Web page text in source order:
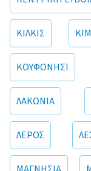
ΚΙΛΚΙΣ
ΚΟΥΦΟΝΗΣΙ
ΛΑΚΩΝΙΑ
ΛΕΡΟΣ